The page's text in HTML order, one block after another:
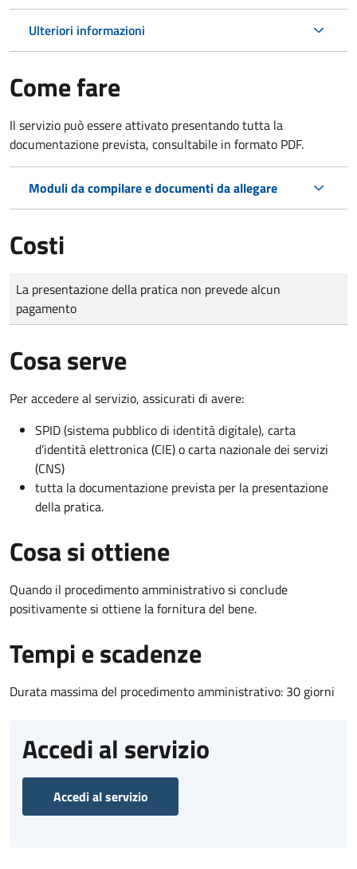
Ulteriori informazioni
Come fare
Il servizio può essere attivato presentando tutta la
documentazione prevista, consultabile in formato PDF.
Moduli da compilare e documenti da allegare
Costi
Tipo di pagamento
Importo
La presentazione della pratica non prevede alcun
pagamento
Cosa serve
Per accedere al servizio, assicurati di avere:
SPID (sistema pubblico di identità digitale), carta
d’identità elettronica (CIE) o carta nazionale dei servizi
(CNS)
tutta la documentazione prevista per la presentazione
della pratica.
Cosa si ottiene
Quando il procedimento amministrativo si conclude
positivamente si ottiene la fornitura del bene.
Tempi e scadenze
Durata massima del procedimento amministrativo: 30 giorni
Accedi al servizio
Accedi al servizio